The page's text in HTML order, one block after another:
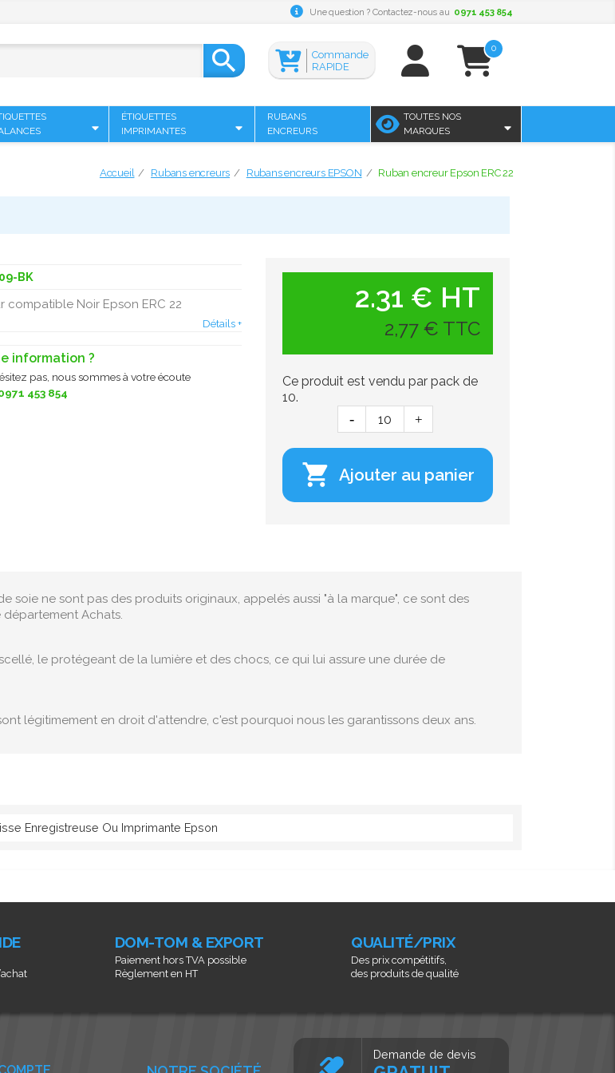
Une question ? Contactez-nous au 0971 453 854
 0
Commande
RAPIDE
ÉTIQUETTES
IMPRIMANTES
RUBANS
ENCREURS
TOUTES NOS
MARQUES
Accueil Rubans encreurs Rubans encreurs EPSON Ruban encreur Epson ERC 22
BK
compatible Noir Epson ERC 22
Détails +
information ?
pas, nous sommes à votre écoute
453 854
2.31 € HT
2,77 € TTC
Ce produit est vendu par pack de
10.
 Ajouter au panier
soie ne sont pas des produits originaux, appelés aussi "à la marque", ce sont des
Achats.
le protégeant de la lumière et des chocs, ce qui lui assure une durée de
légitimement en droit d'attendre, c'est pourquoi nous les garantissons deux ans.
Enregistreuse Ou Imprimante Epson
DOM-TOM & EXPORT
Paiement hors TVA possible
Règlement en HT
QUALITÉ/PRIX
Des prix compétitifs,
des produits de qualité
Demande de devis